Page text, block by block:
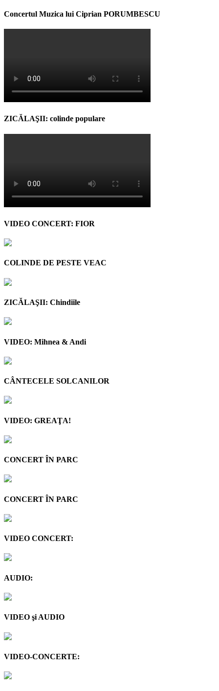
Concertul Muzica lui Ciprian PORUMBESCU
ZICĂLAŞII: colinde populare
VIDEO CONCERT: FIOR
COLINDE DE PESTE VEAC
ZICĂLAŞII: Chindiile
VIDEO: Mihnea & Andi
CÂNTECELE SOLCANILOR
VIDEO: GREAŢA!
CONCERT ÎN PARC
CONCERT ÎN PARC
VIDEO CONCERT:
AUDIO:
VIDEO şi AUDIO
VIDEO-CONCERTE: